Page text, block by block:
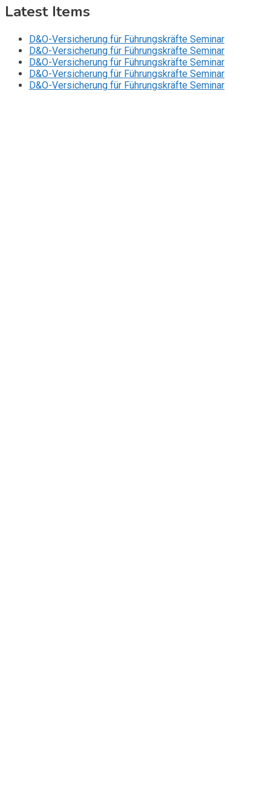
Latest Items
D&O-Versicherung für Führungskräfte Seminar
D&O-Versicherung für Führungskräfte Seminar
D&O-Versicherung für Führungskräfte Seminar
D&O-Versicherung für Führungskräfte Seminar
D&O-Versicherung für Führungskräfte Seminar